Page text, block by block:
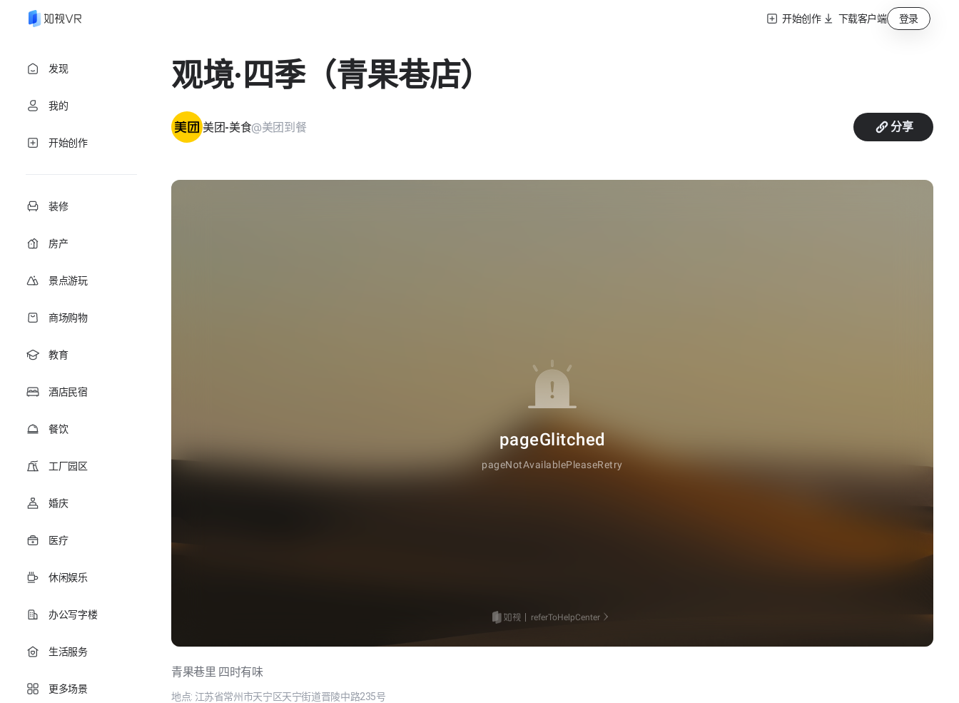
开始创作 下载客户端 登录
发现
我的
开始创作
装修
房产
景点游玩
商场购物
教育
酒店民宿
餐饮
工厂园区
婚庆
医疗
休闲娱乐
办公写字楼
生活服务
更多场景
观境·四季（青果巷店）
美团-美食@美团到餐 分享
青果巷里 四时有味
地点: 江苏省常州市天宁区天宁街道晋陵中路235号